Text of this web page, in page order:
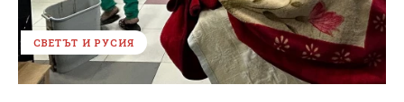
СВЕТЪТ И РУСИЯ